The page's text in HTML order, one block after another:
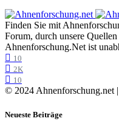
Finden Sie mit
Forum, durch unsere
Ahnenforschung.Net ist
10
2K
10
© 2024 Ahnenforschung.net |
Neueste Beiträge